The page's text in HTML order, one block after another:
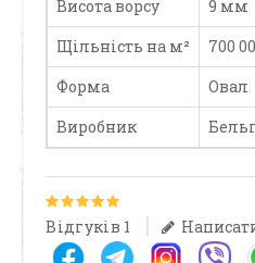
Висота ворсу
9 мм
Щільність на м²
700
Форма
Овал
Виробник
Відгуків 1